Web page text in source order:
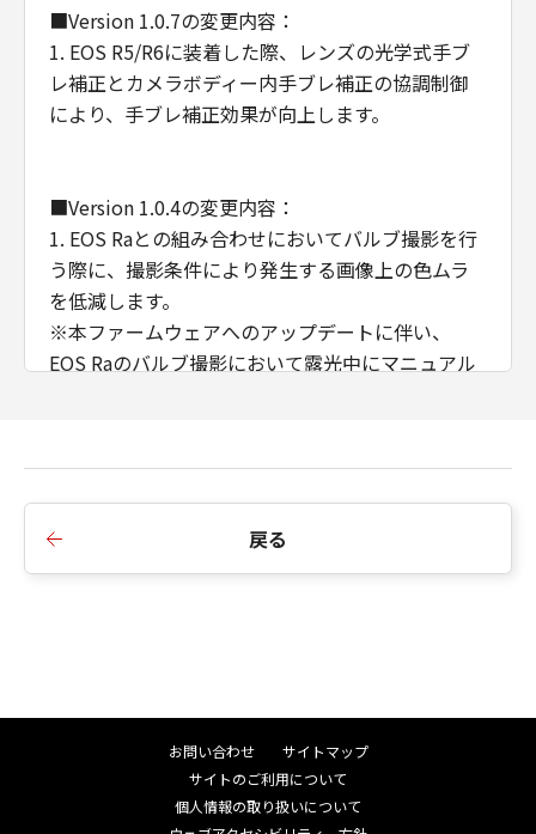
(3) お客様が本契約のいずれかの条項に違
反した場合、本契約は直ちに終了します。
(4) お客様は、上記(3) による本契約の終了
後直ちにすべての「許諾ソフトウェア」を
本契約のいかなる条項が無効となった場合
でも、本契約のそれ以外の部分は効力を有
するものとします。
U.S. GOVERNMENT RESTRICTED RIGHTS
NOTICE:
computer software documentation,' as
such terms are used in 48 C.F.R. 12.212
(Sept 1995). Consistent with 48 C.F.R.
Shimomaruko 3-chome, Ohta-ku, Tokyo
146-8501, Japan.
本条において、'Software'という語は、本
■Version 1.0.7の変更内容：
1. EOS R5/R6に装着した際、レンズの光学式手ブ
レ補正とカメラボディー内手ブレ補正の協調制御
により、手ブレ補正効果が向上します。
■Version 1.0.4の変更内容：
1. EOS Raとの組み合わせにおいてバルブ撮影を行
う際に、撮影条件により発生する画像上の色ムラ
を低減します。
※本ファームウェアへのアップデートに伴い、
EOS Raのバルブ撮影において露光中にマニュアル
戻る
お問い合わせ
サイトマップ
サイトのご利用について
個人情報の取り扱いについて